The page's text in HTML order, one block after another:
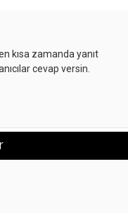
kısa zamanda yanıt
cevap versin.